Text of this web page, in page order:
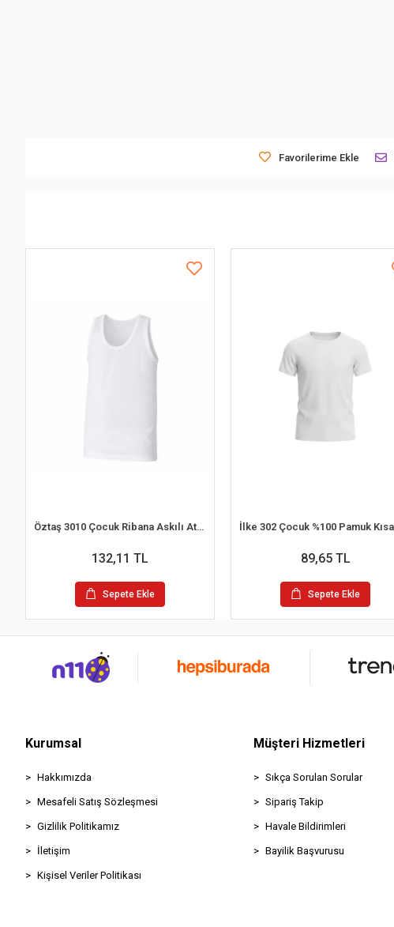
Favorilerime Ekle
Öztaş 3010 Çocuk Ribana Askılı Atlet
132,11 TL
Sepete Ekle
89,65 TL
Sepete Ekle
Kurumsal
Hakkımızda
Mesafeli Satış Sözleşmesi
Gizlilik Politikamız
İletişim
Kişisel Veriler Politikası
Müşteri Hizmetleri
Sıkça Sorulan Sorular
Sipariş Takip
Havale Bildirimleri
Bayilik Başvurusu